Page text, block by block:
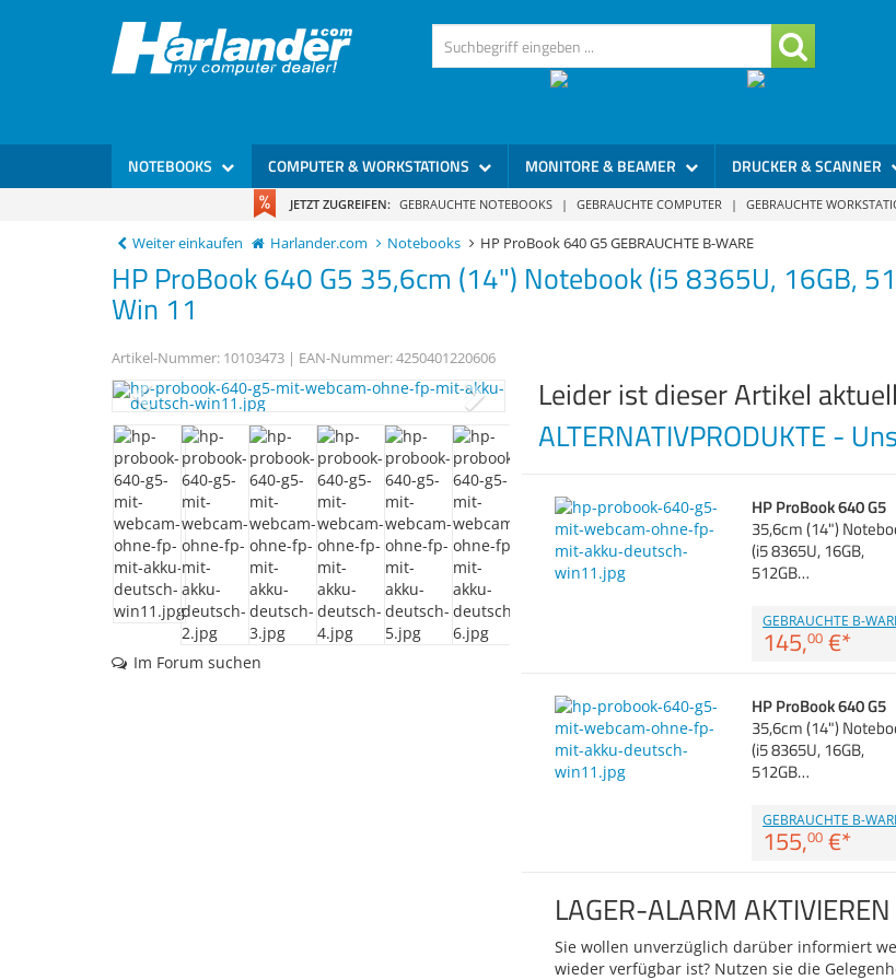
NOTEBOOKS COMPUTER & WORKSTATIONS MONITORE & BEAMER DRUCKER & SCANNER
JETZT ZUGREIFEN: GEBRAUCHTE NOTEBOOKS | GEBRAUCHTE COMPUTER | GEBRAUCHTE
Weiter einkaufen Harlander.com Notebooks HP ProBook 640 G5 GEBRAUCHTE B-WARE
HP ProBook 640 G5 35,6cm (14") Notebook (i5 8365U, 16GB,
Win 11
Artikel-Nummer: 10103473 | EAN-Nummer:4250401220606
Im Forum suchen
Leider ist dieser Artikel
ALTERNATIVPRODUKTE -
HP ProBook 640 G5
35,6cm (14")
(i5 8365U, 16GB,
512GB…
GEBRAUCHTE B-
145,00 €*
HP ProBook 640 G5
35,6cm (14")
(i5 8365U, 16GB,
512GB…
GEBRAUCHTE B-
155,00 €*
LAGER-ALARM AKTIVIEREN
Sie wollen unverzüglich darüber informiert
wieder verfügbar ist? Nutzen sie die